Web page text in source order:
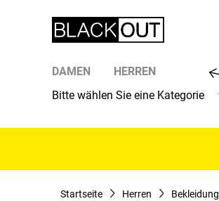
DAMEN
HERREN
Bitte wählen Sie eine Kategorie
Startseite Herren Bekleidung